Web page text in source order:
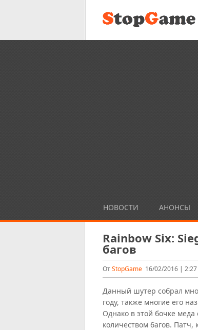
НОВОСТИ АНОНСЫ
Rainbow Six:
багов
ОтStopGame 16/02/2016 | 2:27
Данный шутер собрал
году, также многие его
Однако в этой бочке
количеством багов.